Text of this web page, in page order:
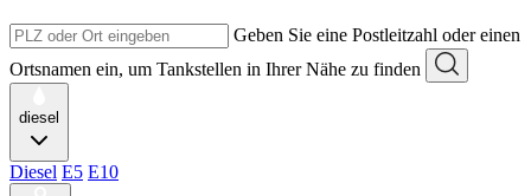
Geben Sie eine Postleitzahl oder einen
Ortsnamen ein, um Tankstellen in Ihrer Nähe zu finden
diesel
Diesel E5 E10